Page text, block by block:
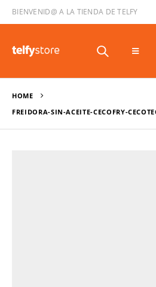
BIENVENID@ A LA TIENDA DE TELFY
HOME
FREIDORA-SIN-ACEITE-CECOFRY-